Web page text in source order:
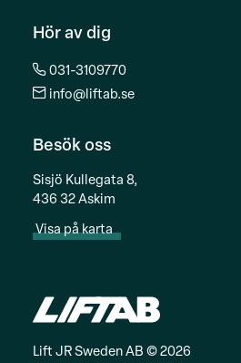
Hör av dig
031-3109770
info@liftab.se
Besök oss
Sisjö Kullegata 8,
436 32 Askim
Visa på karta
Lift JR Sweden AB © 2026